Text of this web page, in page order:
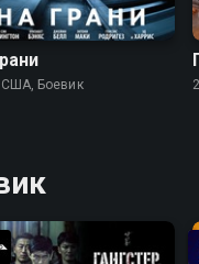
США, Боевик